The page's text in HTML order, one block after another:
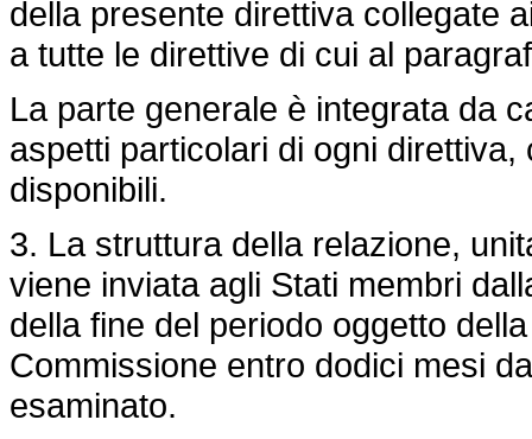
della presente direttiva collegate
a tutte le direttive di cui al
La parte generale è integrata da
aspetti particolari di ogni
disponibili.
3. La struttura della relazione,
viene inviata agli Stati membri
della fine del periodo oggetto
Commissione entro dodici mesi
esaminato.